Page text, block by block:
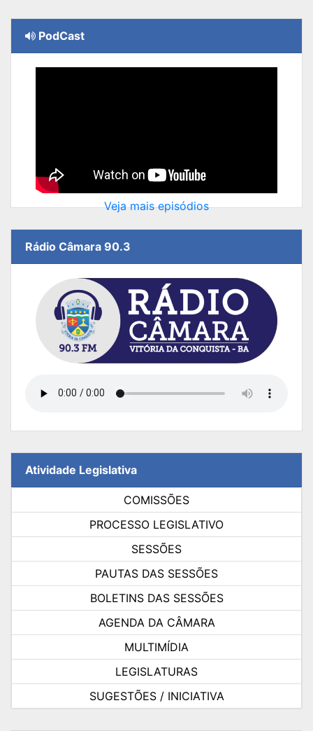
PodCast
Veja mais episódios
Rádio Câmara 90.3
Atividade Legislativa
COMISSÕES
PROCESSO LEGISLATIVO
SESSÕES
PAUTAS DAS SESSÕES
BOLETINS DAS SESSÕES
AGENDA DA CÂMARA
MULTIMÍDIA
LEGISLATURAS
SUGESTÕES / INICIATIVA